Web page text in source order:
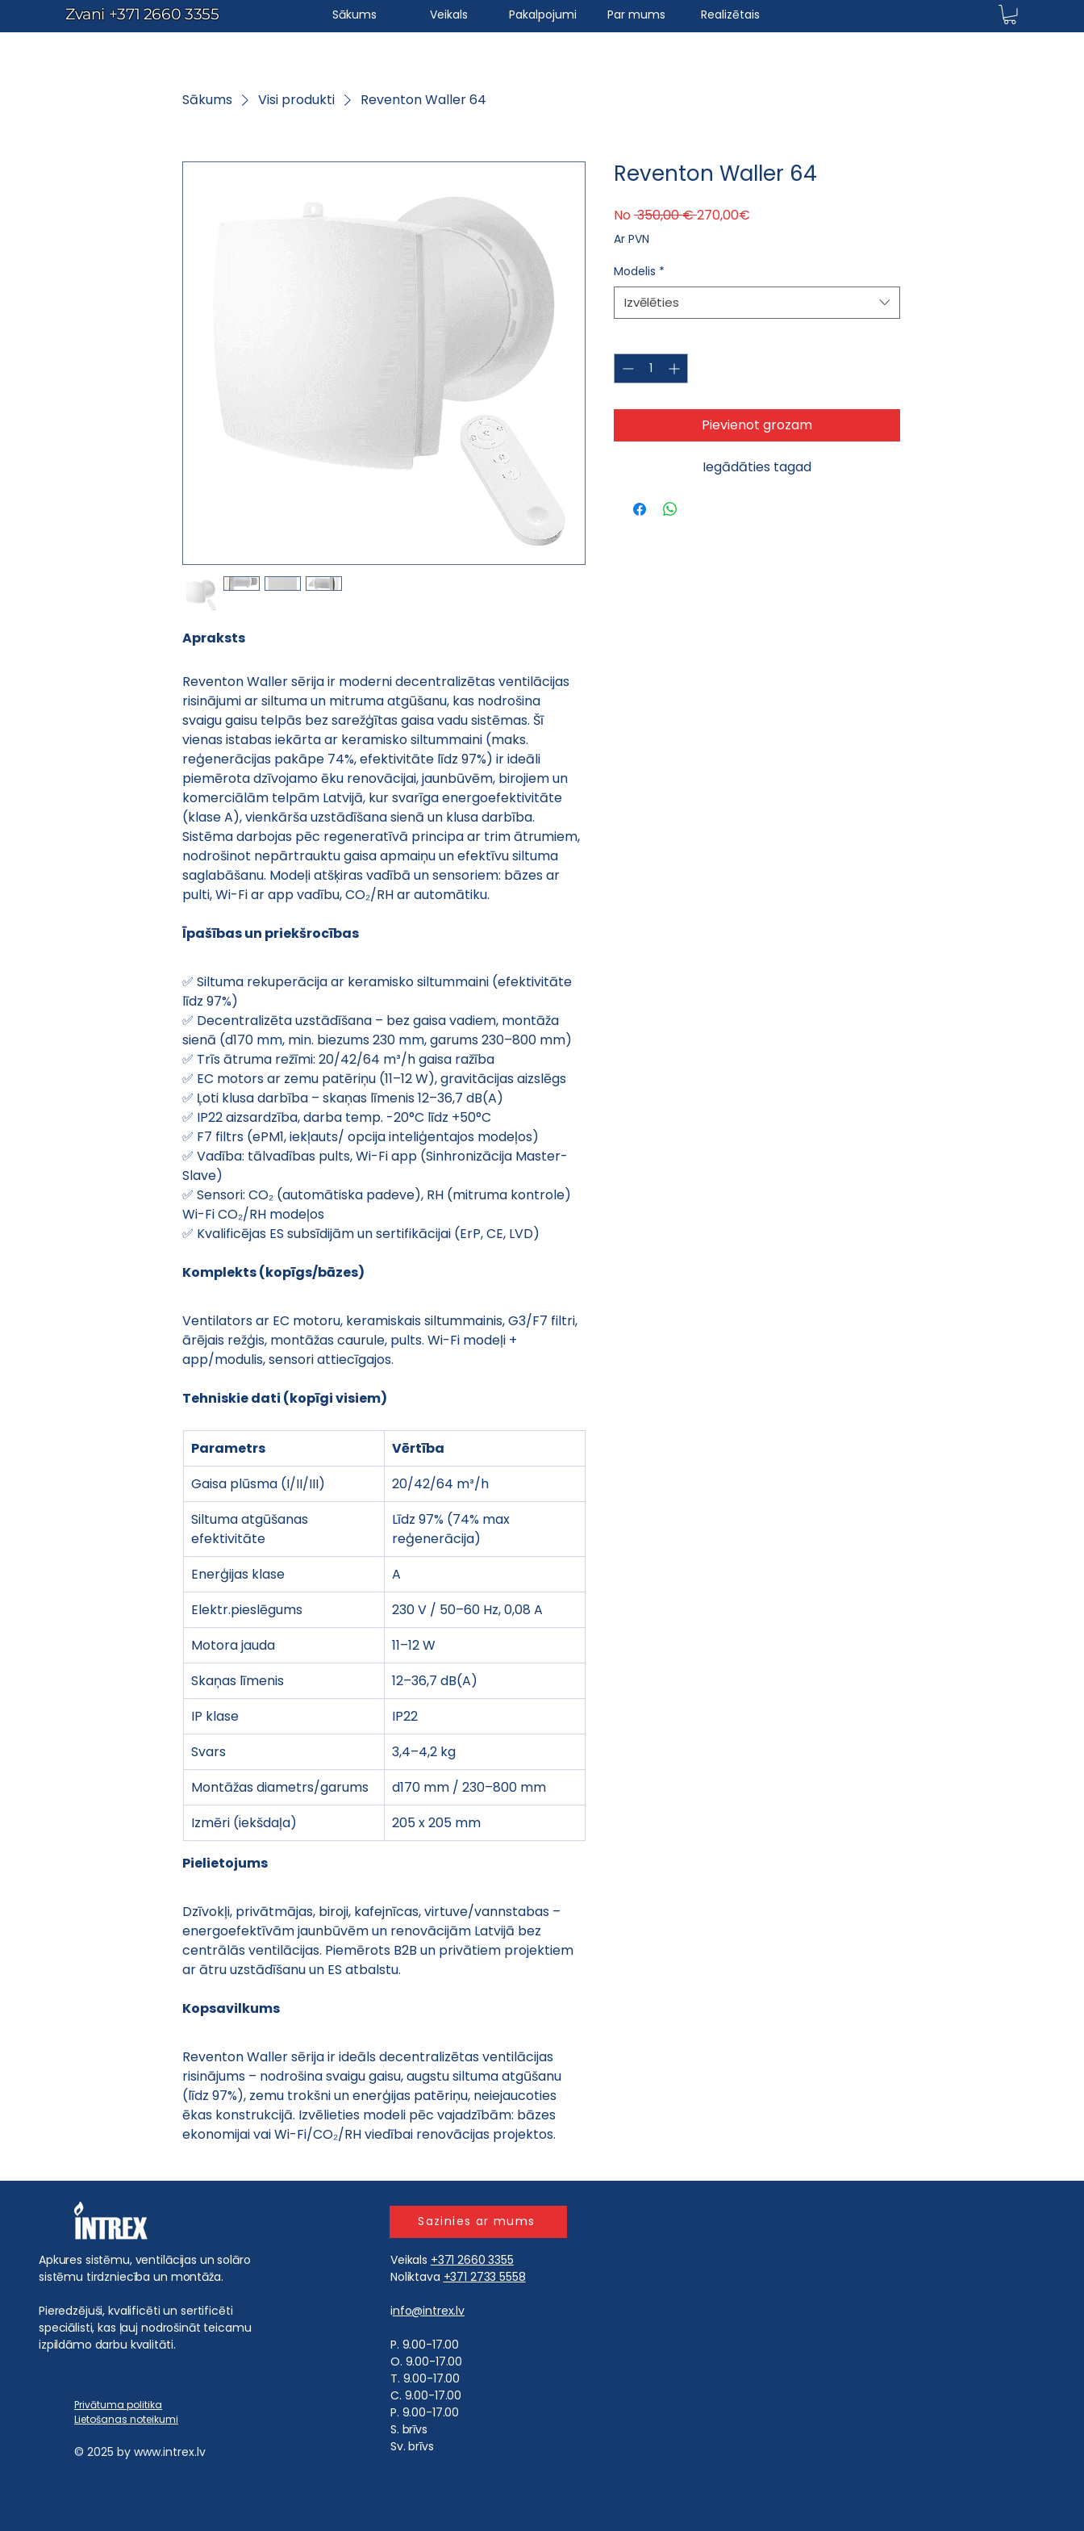
Zvani +371 2660 3355 Sākums Veikals Pakalpojumi Par mums Realizētais
Sākums Visi produkti Reventon Waller 64
Apraksts
Reventon Waller sērija ir moderni decentralizētas ventilācijas
risinājumi ar siltuma un mitruma atgūšanu, kas nodrošina
svaigu gaisu telpās bez sarežģītas gaisa vadu sistēmas. Šī
vienas istabas iekārta ar keramisko siltummaini (maks.
reģenerācijas pakāpe 74%, efektivitāte līdz 97%) ir ideāli
piemērota dzīvojamo ēku renovācijai, jaunbūvēm, birojiem un
komerciālām telpām Latvijā, kur svarīga energoefektivitāte
(klase A), vienkārša uzstādīšana sienā un klusa darbība.
Sistēma darbojas pēc regeneratīvā principa ar trim ātrumiem,
nodrošinot nepārtrauktu gaisa apmaiņu un efektīvu siltuma
saglabāšanu. Modeļi atšķiras vadībā un sensoriem: bāzes ar
pulti, Wi-Fi ar app vadību, CO₂/RH ar automātiku.
Īpašības un priekšrocības
✅ Siltuma rekuperācija ar keramisko siltummaini (efektivitāte
līdz 97%)
✅ Decentralizēta uzstādīšana – bez gaisa vadiem, montāža
sienā (d170 mm, min. biezums 230 mm, garums 230–800 mm)
✅ Trīs ātruma režīmi: 20/42/64 m³/h gaisa ražība
✅ EC motors ar zemu patēriņu (11–12 W), gravitācijas aizslēgs
✅ Ļoti klusa darbība – skaņas līmenis 12–36,7 dB(A)
✅ IP22 aizsardzība, darba temp. -20°C līdz +50°C
✅ F7 filtrs (ePM1, iekļauts/ opcija inteliģentajos modeļos)
✅ Vadība: tālvadības pults, Wi-Fi app (Sinhronizācija Master-
Slave)
✅ Sensori: CO₂ (automātiska padeve), RH (mitruma kontrole)
Wi-Fi CO₂/RH modeļos
✅ Kvalificējas ES subsīdijām un sertifikācijai (ErP, CE, LVD)
Komplekts (kopīgs/bāzes)
Ventilators ar EC motoru, keramiskais siltummainis, G3/F7 filtri,
ārējais režģis, montāžas caurule, pults. Wi-Fi modeļi +
app/modulis, sensori attiecīgajos.
Tehniskie dati (kopīgi visiem)
Parametrs
Vērtība
Gaisa plūsma (I/II/III)
20/42/64 m³/h
Siltuma atgūšanas
efektivitāte
Līdz 97% (74% max
reģenerācija)
Enerģijas klase
A
Elektr.pieslēgums
230 V / 50–60 Hz, 0,08 A
Motora jauda
11–12 W
Skaņas līmenis
12–36,7 dB(A)
IP klase
IP22
Svars
3,4–4,2 kg
Montāžas diametrs/garums
d170 mm / 230–800 mm
Izmēri (iekšdaļa)
205 x 205 mm
Pielietojums
Dzīvokļi, privātmājas, biroji, kafejnīcas, virtuve/vannstabas –
energoefektīvām jaunbūvēm un renovācijām Latvijā bez
centrālās ventilācijas. Piemērots B2B un privātiem projektiem
ar ātru uzstādīšanu un ES atbalstu.
Kopsavilkums
Reventon Waller sērija ir ideāls decentralizētas ventilācijas
risinājums – nodrošina svaigu gaisu, augstu siltuma atgūšanu
(līdz 97%), zemu trokšni un enerģijas patēriņu, neiejaucoties
ēkas konstrukcijā. Izvēlieties modeli pēc vajadzībām: bāzes
ekonomijai vai Wi-Fi/CO₂/RH viedībai renovācijas projektos.
Reventon Waller 64
No 350,00 € Parastā cena
270,00€
Ar PVN
Modelis *
Izvēlēties
Pievienot grozam
Iegādāties tagad
Apkures sistēmu, ventilācijas un solāro
sistēmu tirdzniecība un montāža.
Pieredzējuši, kvalificēti un sertificēti
speciālisti, kas ļauj nodrošināt teicamu
izpildāmo darbu kvalitāti.
Privātuma politika
Lietošanas noteikumi
© 2025 by www.intrex.lv
Sazinies ar mums
Veikals +371 2660 3355
Noliktava +371 2733 5558
info@intrex.lv
​P. 9.00-17.00
O. 9.00-17.00
T. 9.00-17.00
C. 9.00-17.00
P. 9.00-17.00
S. brīvs
Sv. brīvs